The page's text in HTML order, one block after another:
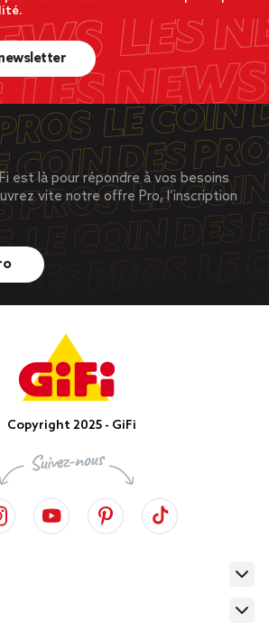
est là pour répondre à vos besoins
vite notre offre Pro, l’inscription
Copyright 2025 - GiFi